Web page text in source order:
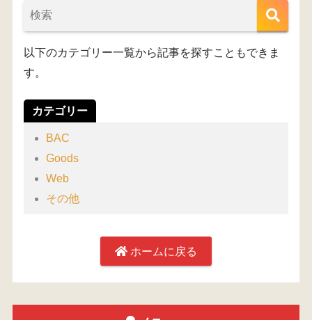
以下のカテゴリー一覧から記事を探すこともできま
す。
カテゴリー
BAC
Goods
Web
その他
ホームに戻る